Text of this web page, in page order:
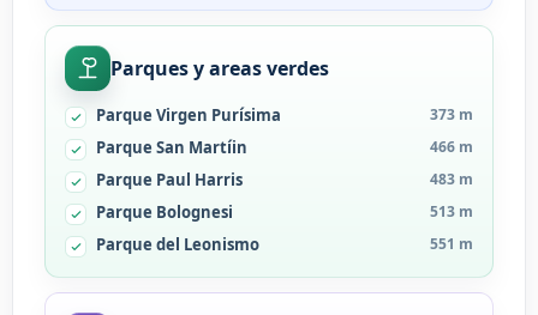
Parques y areas verdes
Parque Virgen Purísima 373 m
Parque San Martíin 466 m
Parque Paul Harris 483 m
Parque Bolognesi 513 m
Parque del Leonismo 551 m